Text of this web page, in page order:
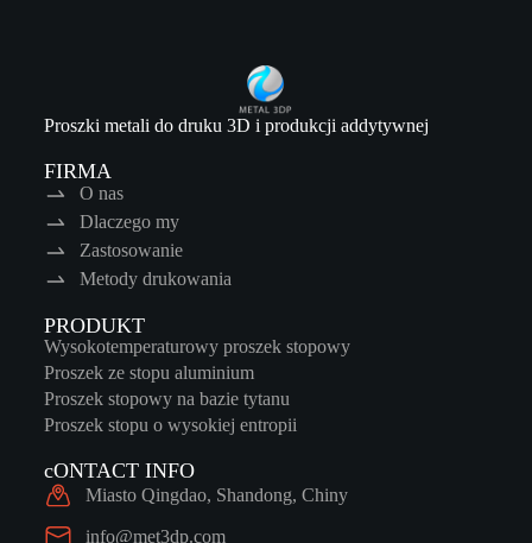
Proszki metali do druku 3D i produkcji addytywnej
FIRMA
O nas
Dlaczego my
Zastosowanie
Metody drukowania
PRODUKT
Wysokotemperaturowy proszek stopowy
Proszek ze stopu aluminium
Proszek stopowy na bazie tytanu
Proszek stopu o wysokiej entropii
cONTACT INFO
Miasto Qingdao, Shandong, Chiny
info@met3dp.com